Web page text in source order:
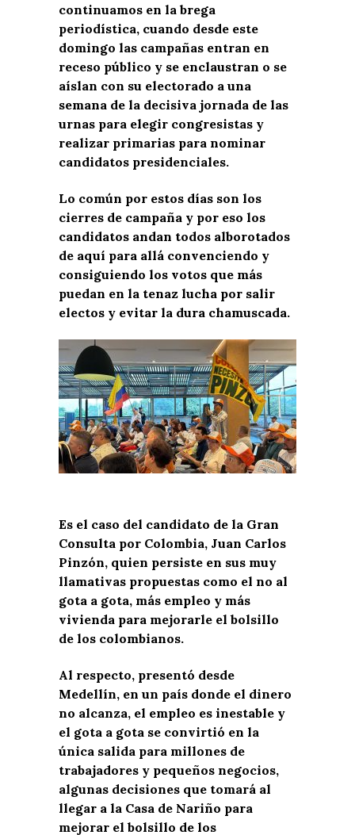
continuamos en la brega
periodística, cuando desde este
domingo las campañas entran en
receso público y se enclaustran o se
aíslan con su electorado a una
semana de la decisiva jornada de las
urnas para elegir congresistas y
realizar primarias para nominar
candidatos presidenciales.
Lo común por estos días son los
cierres de campaña y por eso los
candidatos andan todos alborotados
de aquí para allá convenciendo y
consiguiendo los votos que más
puedan en la tenaz lucha por salir
electos y evitar la dura chamuscada.
Es el caso del candidato de la Gran
Consulta por Colombia, Juan Carlos
Pinzón, quien persiste en sus muy
llamativas propuestas como el no al
gota a gota, más empleo y más
vivienda para mejorarle el bolsillo
de los colombianos.
Al respecto, presentó desde
Medellín, en un país donde el dinero
no alcanza, el empleo es inestable y
el gota a gota se convirtió en la
única salida para millones de
trabajadores y pequeños negocios,
algunas decisiones que tomará al
llegar a la Casa de Nariño para
mejorar el bolsillo de los